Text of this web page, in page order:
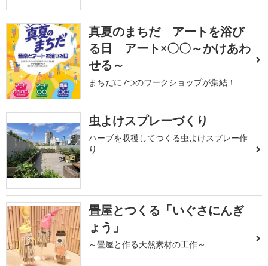
真夏のまちだ アートを浴び
る日 アート×〇〇～かけあわ
せる～
まちだに7つのワークショップが集結！
虫よけスプレーづくり
ハーブを収穫してつくる虫よけスプレー作
り
畳屋とつくる「いぐさにんぎ
ょう」
～畳屋と作る天然素材の工作～